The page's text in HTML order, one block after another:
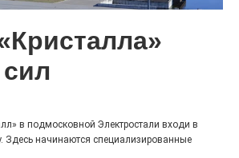
Черномор»
в подмосковной Электростали входи в
Здесь начинаются специализированные